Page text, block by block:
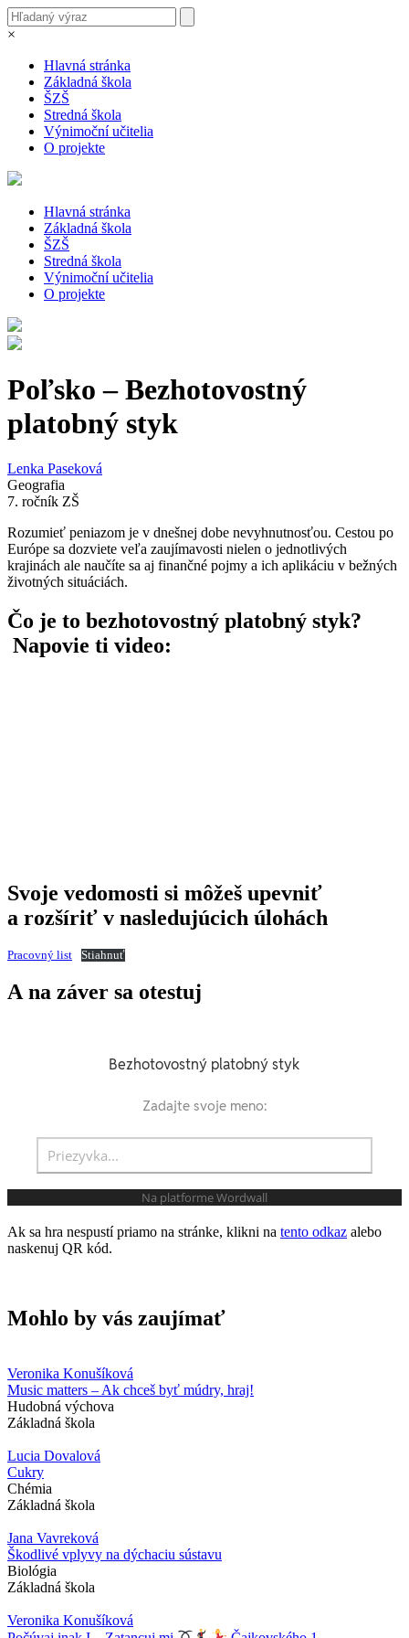
×
Hlavná stránka
Základná škola
ŠZŠ
Stredná škola
Výnimoční učitelia
O projekte
Hlavná stránka
Základná škola
ŠZŠ
Stredná škola
Výnimoční učitelia
O projekte
Poľsko – Bezhotovostný
platobný styk
Lenka Paseková
Geografia
7. ročník ZŠ
Rozumieť peniazom je v dnešnej dobe nevyhnutnosťou. Cestou po
Európe sa dozviete veľa zaujímavosti nielen o jednotlivých
krajinách ale naučíte sa aj finančné pojmy a ich aplikáciu v bežných
životných situáciách.
Čo je to bezhotovostný platobný styk?
Napovie ti video:
Svoje vedomosti si môžeš upevniť
a rozšíriť v nasledujúcich úlohách
Pracovný list Stiahnuť
A na záver sa otestuj
Ak sa hra nespustí priamo na stránke, klikni na tento odkaz alebo
naskenuj QR kód.
Mohlo by vás zaujímať
Veronika Konušíková
Music matters – Ak chceš byť múdry, hraj!
Hudobná výchova
Základná škola
Lucia Dovalová
Cukry
Chémia
Základná škola
Jana Vavreková
Škodlivé vplyvy na dýchaciu sústavu
Biológia
Základná škola
Veronika Konušíková